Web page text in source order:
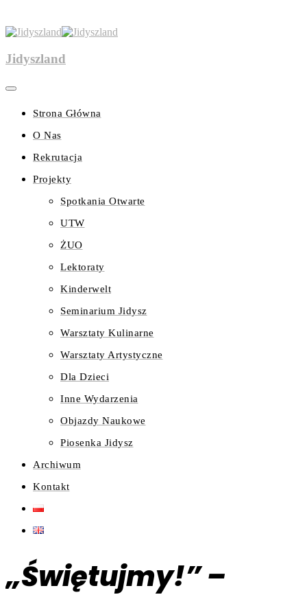
Jidyszland
Strona Główna
O Nas
Rekrutacja
Projekty
Spotkania Otwarte
UTW
ŻUO
Lektoraty
Kinderwelt
Seminarium Jidysz
Warsztaty Kulinarne
Warsztaty Artystyczne
Dla Dzieci
Inne Wydarzenia
Objazdy Naukowe
Piosenka Jidysz
Archiwum
Kontakt
„Świętujmy!” –